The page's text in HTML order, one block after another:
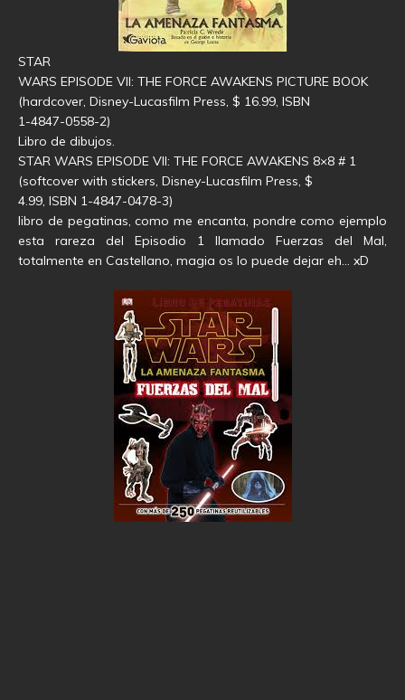
STAR
WARS EPISODE VII: THE FORCE AWAKENS PICTURE BOOK
(hardcover, Disney-Lucasfilm Press, $ 16.99, ISBN
1-4847-0558-2)
Libro de dibujos.
STAR WARS EPISODE VII: THE FORCE AWAKENS 8×8 # 1
(softcover with stickers, Disney-Lucasfilm Press, $
4.99, ISBN 1-4847-0478-3)
libro de pegatinas, como me encanta, pondre como ejemplo
esta rareza del Episodio 1 llamado Fuerzas del Mal,
totalmente en Castellano, magia os lo puede dejar eh… xD